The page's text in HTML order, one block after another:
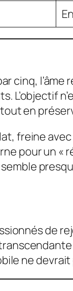
cinq,
L’objectif
en
freine
pour un «
de
ne